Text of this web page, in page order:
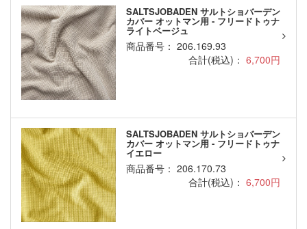
SALTSJOBADEN サルトショバーデン
カバー オットマン用 - フリードトゥナ
ライトベージュ
商品番号： 206.169.93
合計(税込)： 6,700円
SALTSJOBADEN サルトショバーデン
カバー オットマン用 - フリードトゥナ
イエロー
商品番号： 206.170.73
合計(税込)： 6,700円